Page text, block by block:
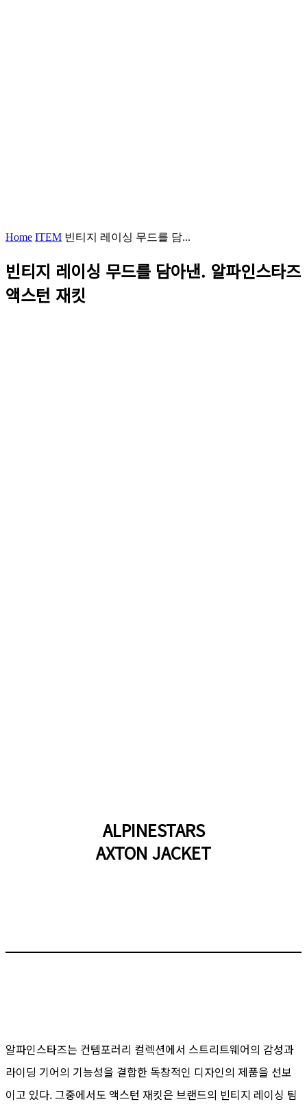
Home ITEM 빈티지 레이싱 무드를 담...
빈티지 레이싱 무드를 담아낸. 알파인스타즈
액스턴 재킷
ALPINESTARS
AXTON JACKET
알파인스타즈는 컨템포러리 컬렉션에서 스트리트웨어의 감성과
라이딩 기어의 기능성을 결합한 독창적인 디자인의 제품을 선보
이고 있다. 그중에서도 액스턴 재킷은 브랜드의 빈티지 레이싱 팀